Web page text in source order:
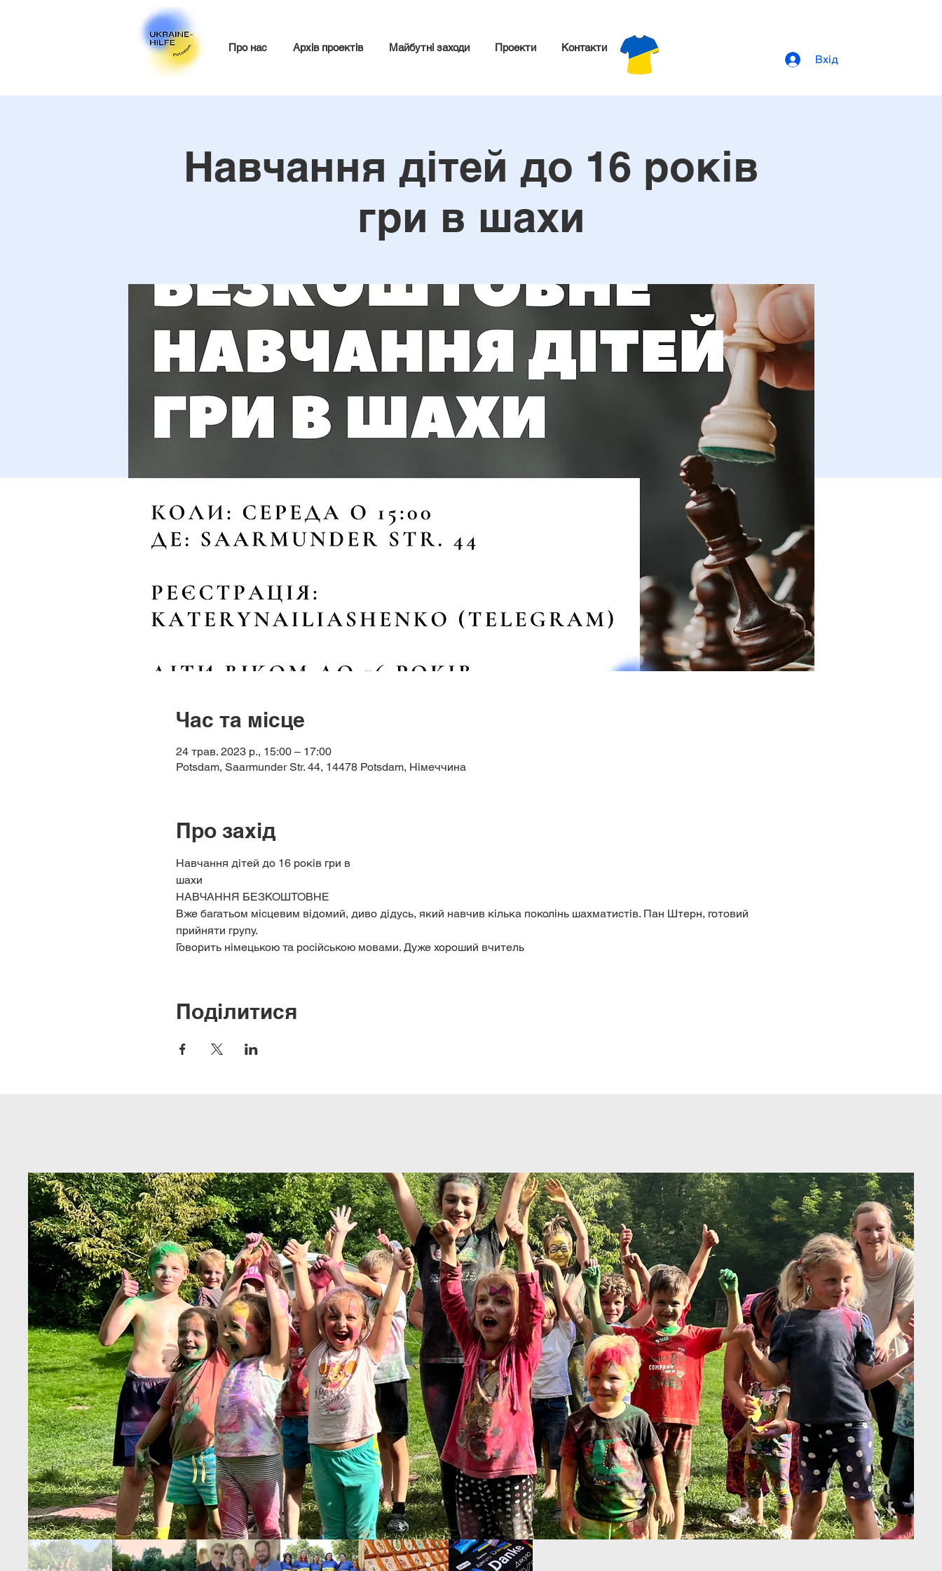
Про нас Архів проектів Майбутні заходи Проекти Контакти
Вхід
Навчання дітей до 16 років
гри в шахи
Час та місце
24 трав. 2023 р., 15:00 – 17:00
Potsdam, Saarmunder Str. 44, 14478 Potsdam, Німеччина
Про захід
Навчання дітей до 16 років гри в
шахи
НАВЧАННЯ БЕЗКОШТОВНЕ
Вже багатьом місцевим відомий, диво дідусь, який навчив кілька поколінь шахматистів. Пан Штерн, готовий
прийняти групу.
Говорить німецькою та російською мовами. Дуже хороший вчитель
Поділитися